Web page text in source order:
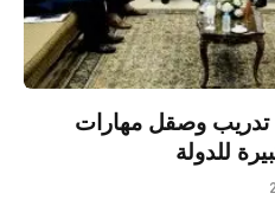
تدريب وصقل مهارات
للدولة